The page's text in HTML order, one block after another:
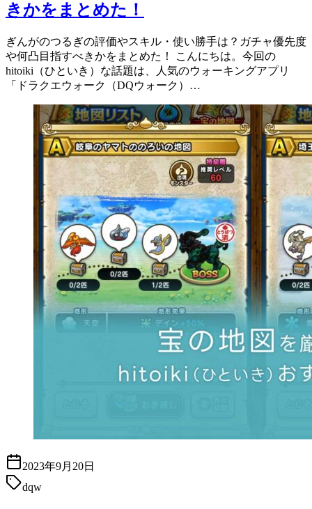
きかをまとめた！
ぎんがのつるぎの評価やスキル・使い勝手は？ガチャ優先度
や何凸目指すべきかをまとめた！ こんにちは。今回の
hitoiki（ひといき）な話題は、人気のウォーキングアプリ
「ドラクエウォーク（DQウォーク）…
2023年9月20日
dqw